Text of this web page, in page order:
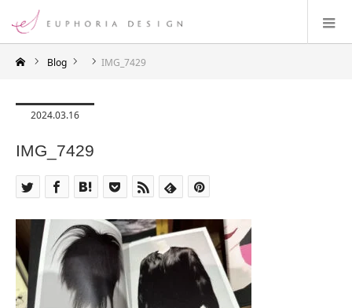
Blog IMG_7429
2024.03.16
IMG_7429